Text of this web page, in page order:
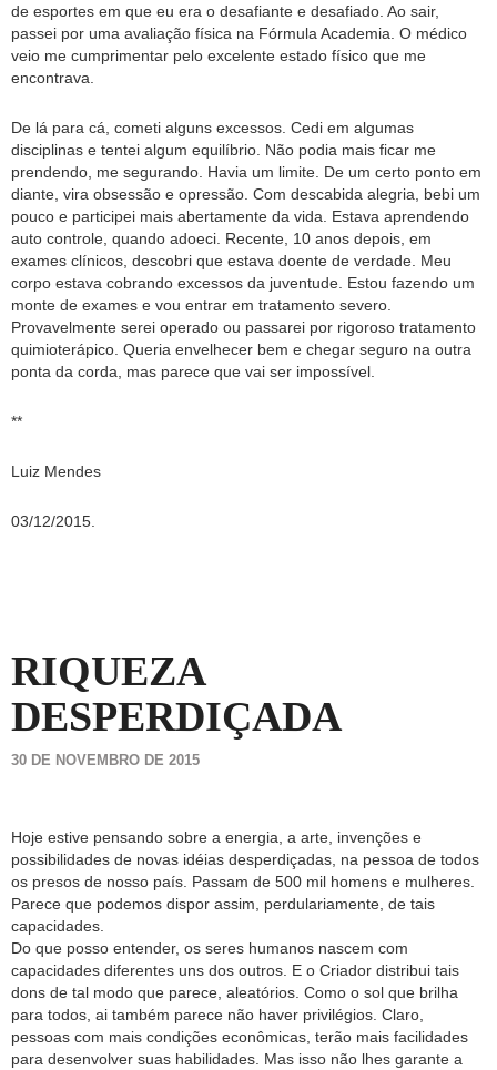
de esportes em que eu era o desafiante e desafiado. Ao sair,
passei por uma avaliação física na Fórmula Academia. O médico
veio me cumprimentar pelo excelente estado físico que me
encontrava.
De lá para cá, cometi alguns excessos. Cedi em algumas
disciplinas e tentei algum equilíbrio. Não podia mais ficar me
prendendo, me segurando. Havia um limite. De um certo ponto em
diante, vira obsessão e opressão. Com descabida alegria, bebi um
pouco e participei mais abertamente da vida. Estava aprendendo
auto controle, quando adoeci. Recente, 10 anos depois, em
exames clínicos, descobri que estava doente de verdade. Meu
corpo estava cobrando excessos da juventude. Estou fazendo um
monte de exames e vou entrar em tratamento severo.
Provavelmente serei operado ou passarei por rigoroso tratamento
quimioterápico. Queria envelhecer bem e chegar seguro na outra
ponta da corda, mas parece que vai ser impossível.
**
Luiz Mendes
03/12/2015.
RIQUEZA
DESPERDIÇADA
30 DE NOVEMBRO DE 2015
Hoje estive pensando sobre a energia, a arte, invenções e
possibilidades de novas idéias desperdiçadas, na pessoa de todos
os presos de nosso país. Passam de 500 mil homens e mulheres.
Parece que podemos dispor assim, perdulariamente, de tais
capacidades.
Do que posso entender, os seres humanos nascem com
capacidades diferentes uns dos outros. E o Criador distribui tais
dons de tal modo que parece, aleatórios. Como o sol que brilha
para todos, ai também parece não haver privilégios. Claro,
pessoas com mais condições econômicas, terão mais facilidades
para desenvolver suas habilidades. Mas isso não lhes garante a